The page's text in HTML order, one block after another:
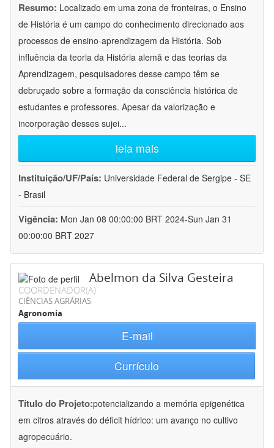
Resumo: Localizado em uma zona de fronteiras, o Ensino
de História é um campo do conhecimento direcionado aos
processos de ensino-aprendizagem da História. Sob
influência da teoria da História alemã e das teorias da
Aprendizagem, pesquisadores desse campo têm se
debruçado sobre a formação da consciência histórica de
estudantes e professores. Apesar da valorização e
incorporação desses sujei...
leia mais
Instituição/UF/País: Universidade Federal de Sergipe - SE
- Brasil
Vigência: Mon Jan 08 00:00:00 BRT 2024-Sun Jan 31
00:00:00 BRT 2027
Abelmon da Silva Gesteira
COORDENADOR(A)
CIÊNCIAS AGRÁRIAS
Agronomia
E-mail
Currículo
Título do Projeto:potencializando a memória epigenética
em citros através do déficit hídrico: um avanço no cultivo
agropecuário.